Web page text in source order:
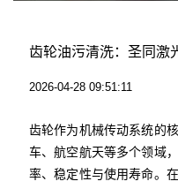
齿轮油污清洗：圣同激
2026-04-28 09:51:11
齿轮作为机械传动系统的
车、航空航天等多个领域
率、稳定性与使用寿命。